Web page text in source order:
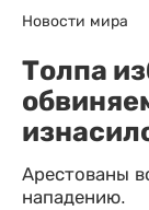
Новости мира
Толпа
Арестованы
нападению.